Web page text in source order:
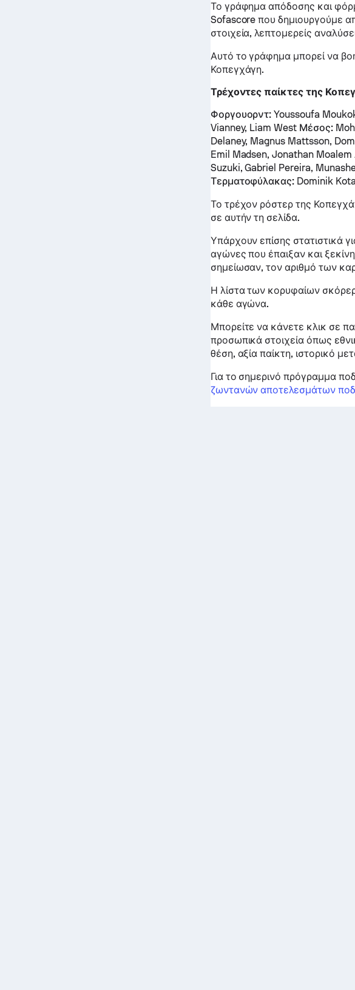
Το γράφημα απόδοσης και
Sofascore που δημιουργούμε
στοιχεία, λεπτομερείς
Αυτό το γράφημα μπορεί να
Κοπεγχάγη.
Τρέχοντες παίκτες της
Φοργουορντ: Youssoufa
Vianney, Liam West Μέσος:
Delaney, Magnus Mattsson,
Emil Madsen, Jonathan Moalem
Suzuki, Gabriel Pereira,
Τερματοφύλακας: Dominik
Το τρέχον ρόστερ της
σε αυτήν τη σελίδα.
Υπάρχουν επίσης στατιστικά
αγώνες που έπαιξαν και
σημείωσαν, τον αριθμό των
Η λίστα των κορυφαίων
κάθε αγώνα.
Μπορείτε να κάνετε κλικ σε
προσωπικά στοιχεία όπως
θέση, αξία παίκτη, ιστορικό
Για το σημερινό πρόγραμμα
ζωντανών αποτελεσμάτων